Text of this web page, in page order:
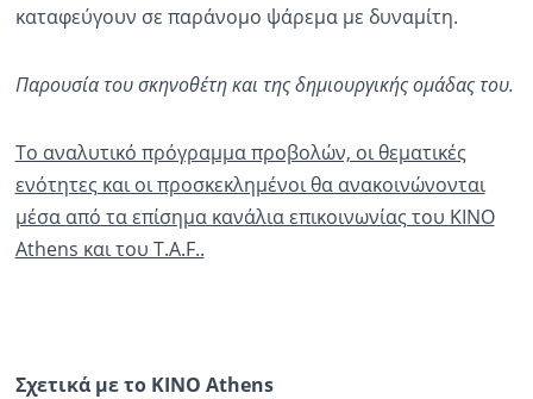
καταφεύγουν σε παράνομο ψάρεμα με δυναμίτη.
Παρουσία του σκηνοθέτη και της δημιουργικής ομάδας του.
Το αναλυτικό πρόγραμμα προβολών, οι θεματικές
ενότητες και οι προσκεκλημένοι θα ανακοινώνονται
μέσα από τα επίσημα κανάλια επικοινωνίας του KINO
Athens και του T.A.F..
Σχετικά με το KINO Athens